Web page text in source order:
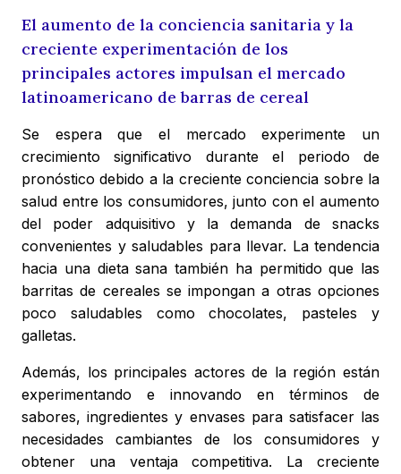
El aumento de la conciencia sanitaria y la
creciente experimentación de los
principales actores impulsan el mercado
latinoamericano de barras de cereal
Se espera que el mercado experimente un
crecimiento significativo durante el periodo de
pronóstico debido a la creciente conciencia sobre la
salud entre los consumidores, junto con el aumento
del poder adquisitivo y la demanda de snacks
convenientes y saludables para llevar. La tendencia
hacia una dieta sana también ha permitido que las
barritas de cereales se impongan a otras opciones
poco saludables como chocolates, pasteles y
galletas.
Además, los principales actores de la región están
experimentando e innovando en términos de
sabores, ingredientes y envases para satisfacer las
necesidades cambiantes de los consumidores y
obtener una ventaja competitiva. La creciente